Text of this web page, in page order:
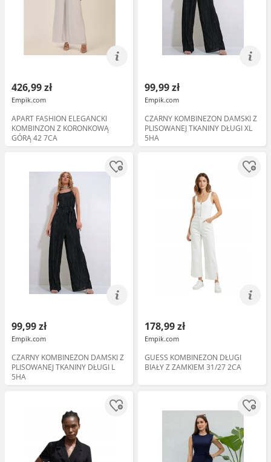
426,99 zł
Empik.com
APART FASHION ELEGANCKI
KOMBINZON Z KORONKOWĄ
GÓRĄ 42 7CA
99,99 zł
Empik.com
CZARNY KOMBINEZON DAMSKI Z
PLISOWANEJ TKANINY DŁUGI XL
5HA
99,99 zł
Empik.com
CZARNY KOMBINEZON DAMSKI Z
PLISOWANEJ TKANINY DŁUGI L
5HA
178,99 zł
Empik.com
GUESS KOMBINEZON DŁUGI
BIAŁY Z ZAMKIEM 31/27 2CA